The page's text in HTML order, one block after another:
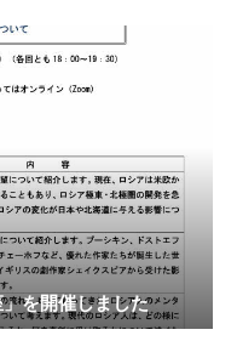
」を開催しました